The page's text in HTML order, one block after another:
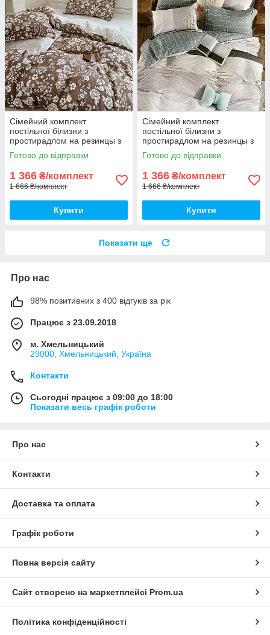
Сімейний комплект
постільної білизни з
простирадлом на резинцы з
фланелі, дві підковдри
Готово до відправки
1 366 ₴/комплект
1 666 ₴/комплект
Купити
Сімейний комплект
постільної білизни з
простирадлом на резинцы з
фланелі, дві підковдри
Готово до відправки
1 366 ₴/комплект
1 666 ₴/комплект
Купити
Показати ще
Про нас
98% позитивних з 400 відгуків за рік
Працює з 23.09.2018
м. Хмельницький
29000, Хмельницький, Україна
Контакти
Сьогодні працює з 09:00 до 18:00
Показати весь графік роботи
Про нас
Контакти
Доставка та оплата
Графік роботи
Повна версія сайту
Сайт створено на маркетплейсі Prom.ua
Політика конфіденційності